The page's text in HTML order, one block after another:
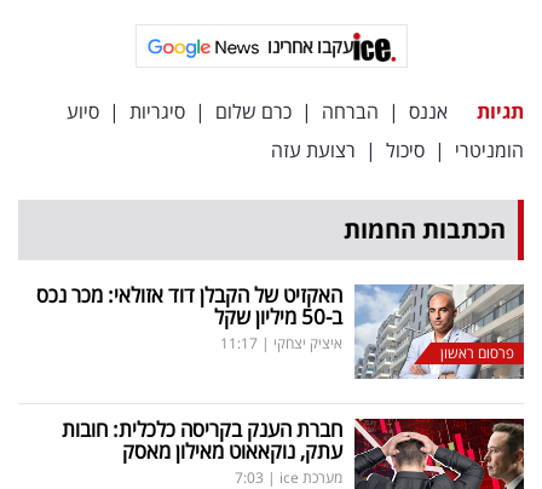
עקבו
אחרינו:
עקבו אחרינו
תגיות אננס | הברחה | כרם שלום | סיגריות | סיוע
הומניטרי | סיכול | רצועת עזה
הכתבות החמות
פרסום ראשון
האקזיט של הקבלן דוד אזולאי: מכר נכס
ב-50 מיליון שקל
איציק יצחקי |
11:17
חברת הענק בקריסה כלכלית: חובות
עתק, נוקאאוט מאילון מאסק
מערכת ice |
7:03